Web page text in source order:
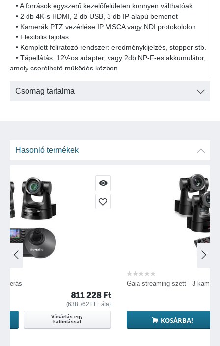
• A források egyszerű kezelőfelületen könnyen válthatóak
• 2 db 4K-s HDMI, 2 db USB, 3 db IP alapú bemenet
• Kamerák PTZ vezérlése IP VISCA vagy NDI protokololon
• Flexibilis tájolás
• Komplett feliratozó rendszer: eredménykijelzés, stopper stb.
• Tápellátás: 12V-os adapter, vagy 2db NP-F-es akkumulátor,
amely cserélhető működés közben
Csomag tartalma
Hasonló termékek
Gaia streaming szett - 3 kamerás
kattintással